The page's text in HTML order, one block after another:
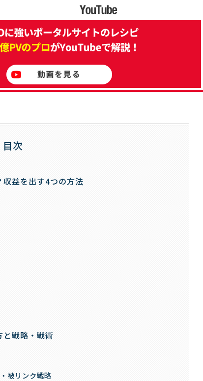
目次
益を出す4つの方法
と戦略・戦術
被リンク戦略